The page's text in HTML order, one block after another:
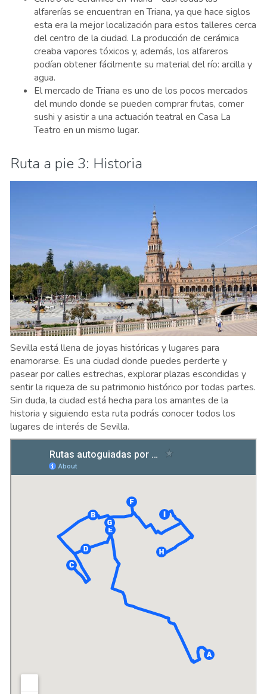
alfarerías se encuentran en Triana, ya que hace siglos
esta era la mejor localización para estos talleres cerca
del centro de la ciudad. La producción de cerámica
creaba vapores tóxicos y, además, los alfareros
podían obtener fácilmente su material del río: arcilla y
agua.
El mercado de Triana es uno de los pocos mercados
del mundo donde se pueden comprar frutas, comer
sushi y asistir a una actuación teatral en Casa La
Teatro en un mismo lugar.
Ruta a pie 3: Historia
Sevilla está llena de joyas históricas y lugares para
enamorarse. Es una ciudad donde puedes perderte y
pasear por calles estrechas, explorar plazas escondidas y
sentir la riqueza de su patrimonio histórico por todas partes.
Sin duda, la ciudad está hecha para los amantes de la
historia y siguiendo esta ruta podrás conocer todos los
lugares de interés de Sevilla.